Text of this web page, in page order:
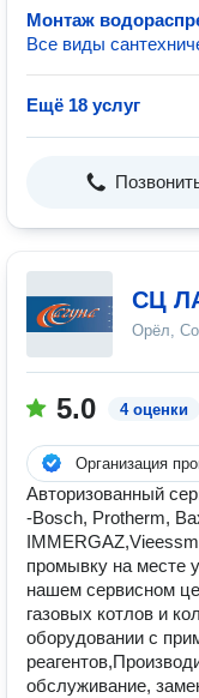
Монтаж
Все виды
Ещё 18 услуг
СЦ
Орёл,
5.0 4 оценки
Организация
Авторизованный
-Bosch, Protherm,
промывку на месте
нашем сервисном
газовых котлов и
оборудовании с
обслуживание,